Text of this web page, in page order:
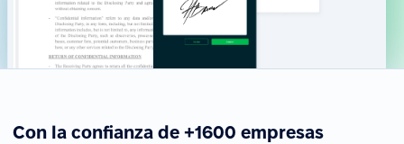
Con la confianza de +1600 empresas